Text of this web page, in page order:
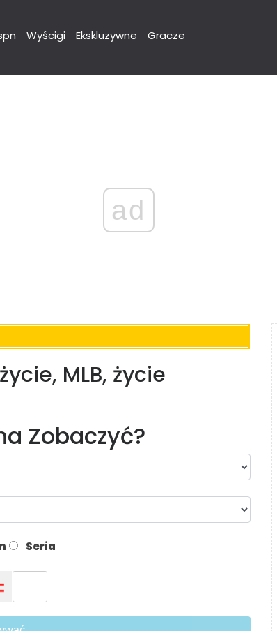
Wyścigi Ekskluzywne Gracze
ad
MLB, życie
Zobaczyć?
Seria